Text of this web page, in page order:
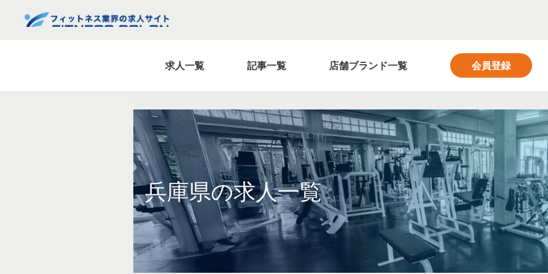
求人一覧 記事一覧 店舗ブランド一覧 会員登録
兵庫県の求人一覧